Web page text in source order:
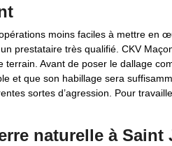
moins faciles à mettre en
prestataire très qualifié. CKV
Avant de poser le dallage
et que son habillage sera
sortes d’agression. Pour
naturelle à Saint